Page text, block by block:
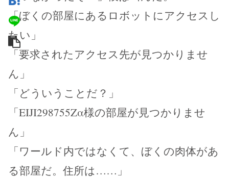
「ぼくの部屋にあるロボットにアクセスし
たい」
「要求されたアクセス先が見つかりませ
ん」
「どういうことだ？」
「EIJI298755Zα様の部屋が見つかりませ
ん」
「ワールド内ではなくて、ぼくの肉体があ
る部屋だ。住所は……」